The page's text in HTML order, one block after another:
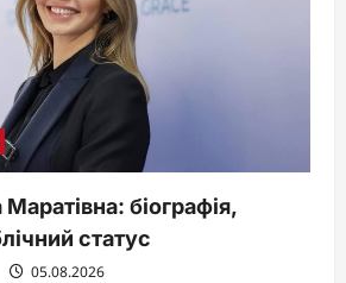
біографія,
статус
05.08.2026